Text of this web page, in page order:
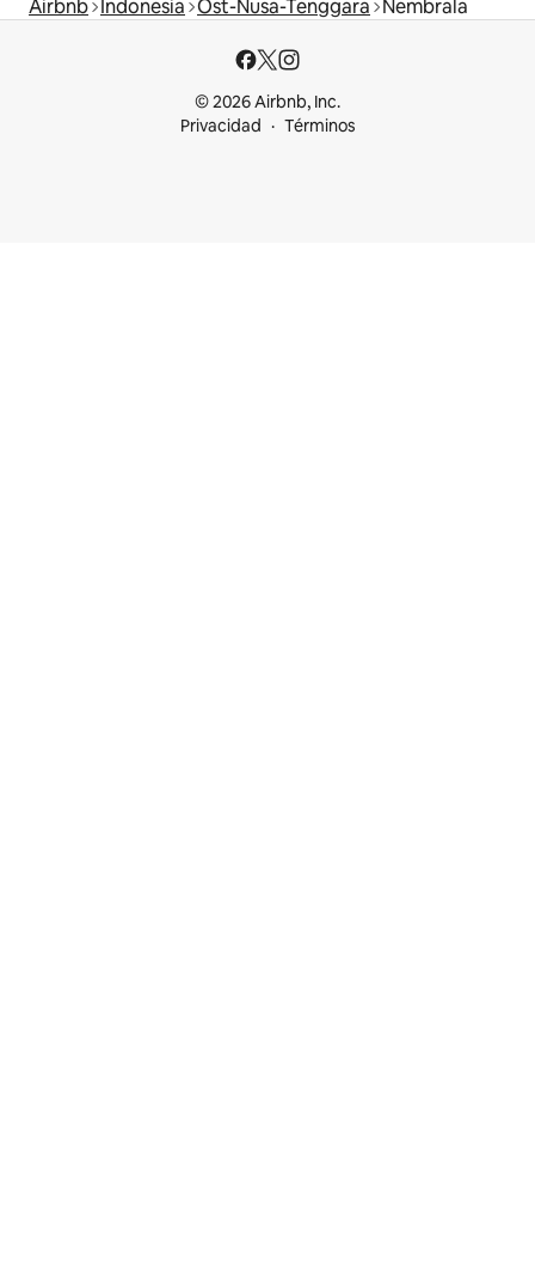
Airbnb Indonesia Ost-Nusa-Tenggara Nembrala
© 2026 Airbnb, Inc.
Privacidad
Términos